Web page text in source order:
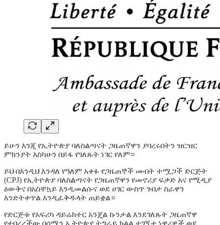
ይሁን እንጂ የኢትዮጵያ ባለስልጣናት ጋዜጠኛዋን ያባረሩበትን ዝርዝር
ምክንያት እስካሁን በይፋ የገለጹት ነገር የለም።
ይህ በእንዲህ እንዳለ የዓለም አቀፉ የጋዜጠኞች መብት ተሟጋች ድርጅት
(CPJ) የኢትዮጵያ ባለስልጣናት የጋዜጠኛዋን የመኖሪያ ፍቃድ እና የሚዲያ
ዕውቅና በአስቸኳይ እንዲመልሱና ወደ ሀገር ውስጥ ገብታ ስራዋን
እንድትቀጥል እንዲፈቅዱላት ጠይቋል።
የድርጅቱ የአፍሪካ ዳይሬክተር አንጄል ኩንታል እንደገለጹት ጋዜጠኛዋ
የተባረረችው በሰሜን ኢትዮጵያ ትግራይ ክልል ተገኝታ ነዋሪዎች ወደ